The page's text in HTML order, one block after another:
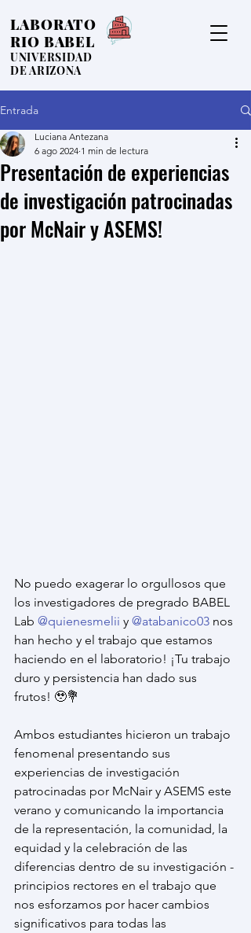
LABORATO
RIO BABEL
UNIVERSIDAD
DE ARIZONA
Entrada
Presentación de experiencias
de investigación patrocinadas
por McNair y ASEMS!
Luciana Antezana
6 ago 2024 1 min de lectura
No puedo exagerar lo orgullosos que
los investigadores de pregrado BABEL
Lab @quienesmelii y @atabanico03 nos
han hecho y el trabajo que estamos
haciendo en el laboratorio! ¡Tu trabajo
duro y persistencia han dado sus
frutos! 🥹💐
Ambos estudiantes hicieron un trabajo
fenomenal presentando sus
experiencias de investigación
patrocinadas por McNair y ASEMS este
verano y comunicando la importancia
de la representación, la comunidad, la
equidad y la celebración de las
diferencias dentro de su investigación -
principios rectores en el trabajo que
nos esforzamos por hacer cambios
significativos para todas las